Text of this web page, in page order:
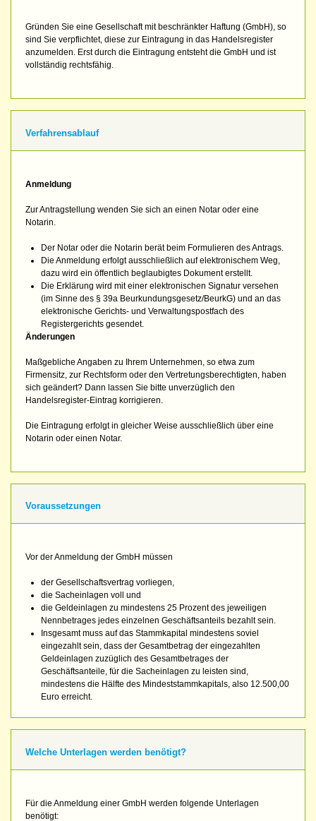
Gründen Sie eine Gesellschaft mit beschränkter Haftung (GmbH), so
sind Sie verpflichtet, diese zur Eintragung in das Handelsregister
anzumelden. Erst durch die Eintragung entsteht die GmbH und ist
vollständig rechtsfähig.
Verfahrensablauf
Anmeldung
Zur Antragstellung wenden Sie sich an einen Notar oder eine
Notarin.
Der Notar oder die Notarin berät beim Formulieren des Antrags.
Die Anmeldung erfolgt ausschließlich auf elektronischem Weg,
dazu wird ein öffentlich beglaubigtes Dokument erstellt.
Die Erklärung wird mit einer elektronischen Signatur versehen
(im Sinne des § 39a Beurkundungsgesetz/BeurkG) und an das
elektronische Gerichts- und Verwaltungspostfach des
Registergerichts gesendet.
Änderungen
Maßgebliche Angaben zu Ihrem Unternehmen, so etwa zum
Firmensitz, zur Rechtsform oder den Vertretungsberechtigten, haben
sich geändert? Dann lassen Sie bitte unverzüglich den
Handelsregister-Eintrag korrigieren.
Die Eintragung erfolgt in gleicher Weise ausschließlich über eine
Notarin oder einen Notar.
Voraussetzungen
Vor der Anmeldung der GmbH müssen
der Gesellschaftsvertrag vorliegen,
die Sacheinlagen voll und
die Geldeinlagen zu mindestens 25 Prozent des jeweiligen
Nennbetrages jedes einzelnen Geschäftsanteils bezahlt sein.
Insgesamt muss auf das Stammkapital mindestens soviel
eingezahlt sein, dass der Gesamtbetrag der eingezahlten
Geldeinlagen zuzüglich des Gesamtbetrages der
Geschäftsanteile, für die Sacheinlagen zu leisten sind,
mindestens die Hälfte des Mindeststammkapitals, also 12.500,00
Euro erreicht.
Welche Unterlagen werden benötigt?
Für die Anmeldung einer GmbH werden folgende Unterlagen
benötigt: